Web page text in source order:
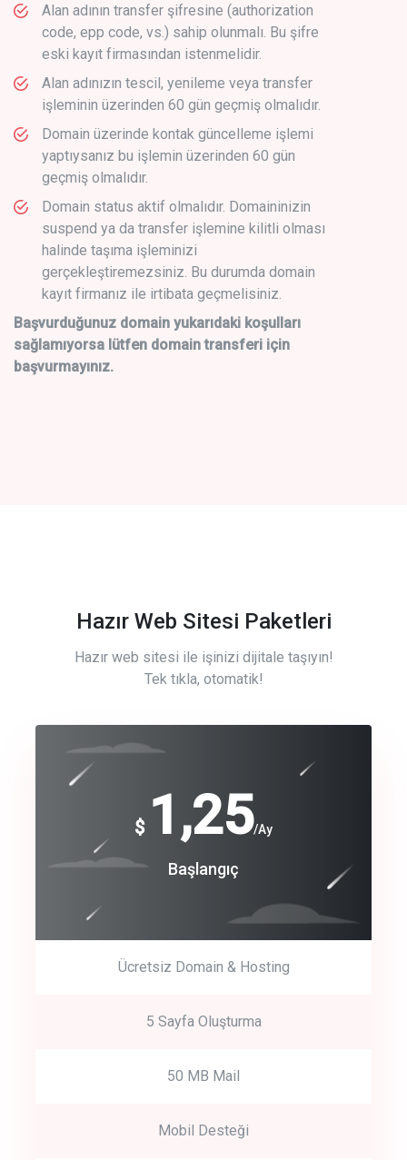
Alan adının transfer şifresine (authorization
code, epp code, vs.) sahip olunmalı. Bu şifre
eski kayıt firmasından istenmelidir.
Alan adınızın tescil, yenileme veya transfer
işleminin üzerinden 60 gün geçmiş olmalıdır.
Domain üzerinde kontak güncelleme işlemi
yaptıysanız bu işlemin üzerinden 60 gün
geçmiş olmalıdır.
Domain status aktif olmalıdır. Domaininizin
suspend ya da transfer işlemine kilitli olması
halinde taşıma işleminizi
gerçekleştiremezsiniz. Bu durumda domain
kayıt firmanız ile irtibata geçmelisiniz.
Başvurduğunuz domain yukarıdaki koşulları
sağlamıyorsa lütfen domain transferi için
başvurmayınız.
Hazır Web Sitesi Paketleri
Hazır web sitesi ile işinizi dijitale taşıyın!
Tek tıkla, otomatik!
$ 1,25/Ay
Başlangıç
Ücretsiz Domain & Hosting
5 Sayfa Oluşturma
50 MB Mail
Mobil Desteği
Free
Basic